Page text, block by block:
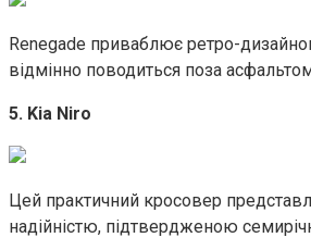
Renegade приваблює ретро-
відмінно поводиться поза
5. Kia Niro
Цей практичний кросовер
надійністю, підтвердженою